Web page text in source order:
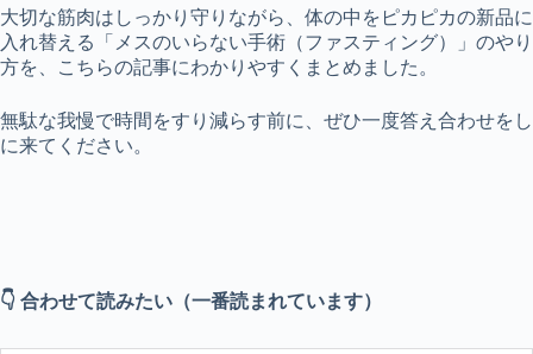
大切な筋肉はしっかり守りながら、体の中をピカピカの新品に
入れ替える「メスのいらない手術（ファスティング）」のやり
方を、こちらの記事にわかりやすくまとめました。
無駄な我慢で時間をすり減らす前に、ぜひ一度答え合わせをし
に来てください。
👇 合わせて読みたい（一番読まれています）